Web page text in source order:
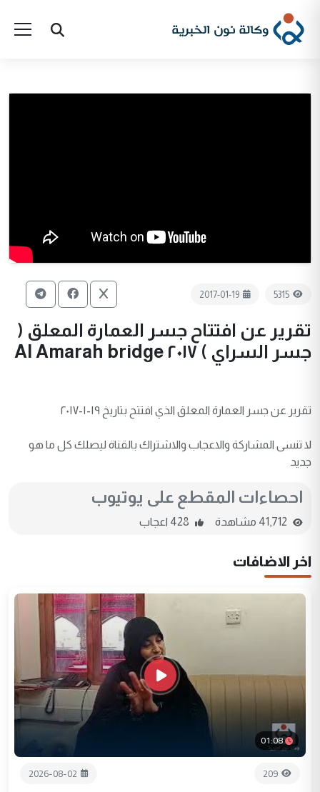
5315
2017-01-19
تقرير عن افتتاح جسر العمارة المعلق (
جسر السراي ) ٢٠١٧ Al Amarah bridge
تقرير عن جسر العمارة المعلق الذي افتتح بتاريخ ١٩-١-٢٠١٧
لا تنسى المشاركة والاعجاب والاشتراك بالقناة ليصلك كل ما هو
جديد
احصاءات المقطع على يوتيوب
اخر الاضافات
01:08
209
2026-08-02